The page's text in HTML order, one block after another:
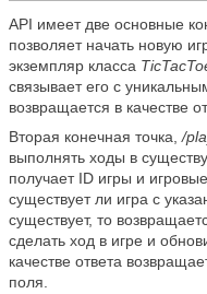
API имеет две основные
позволяет начать новую
экземпляр класса
связывает его с
возвращается в качестве
Вторая конечная точка,/
выполнять ходы в
получает ID игры и
существует ли игра с
существует, то
сделать ход в игре и
качестве ответа
поля.